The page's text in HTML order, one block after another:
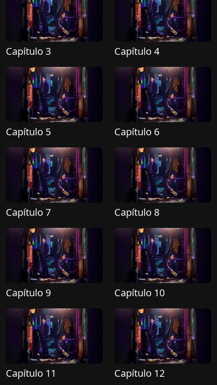
Capítulo 3 Capítulo 4
Capítulo 5 Capítulo 6
Capítulo 7 Capítulo 8
Capítulo 9 Capítulo 10
Capítulo 11 Capítulo 12